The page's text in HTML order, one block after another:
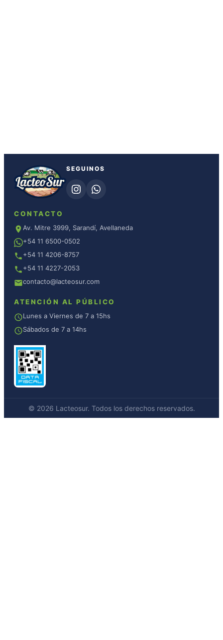
SEGUINOS
CONTACTO
Av. Mitre 3999, Sarandí, Avellaneda
+54 11 6500-0502
+54 11 4206-8757
+54 11 4227-2053
contacto@lacteosur.com
ATENCIÓN AL PÚBLICO
Lunes a Viernes de 7 a 15hs
Sábados de 7 a 14hs
© 2026 Lacteosur. Todos los derechos reservados.